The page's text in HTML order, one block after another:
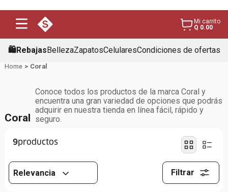
Mi carrito
Q 0.00
🛍️RebajasBellezaZapatosCelularesCondiciones de ofertas
Coral
Coral
Conoce todos los productos de la marca Coral y
encuentra una gran variedad de opciones que podrás
adquirir en nuestra tienda en línea fácil, rápido y
seguro.
9
Relevancia Filtrar